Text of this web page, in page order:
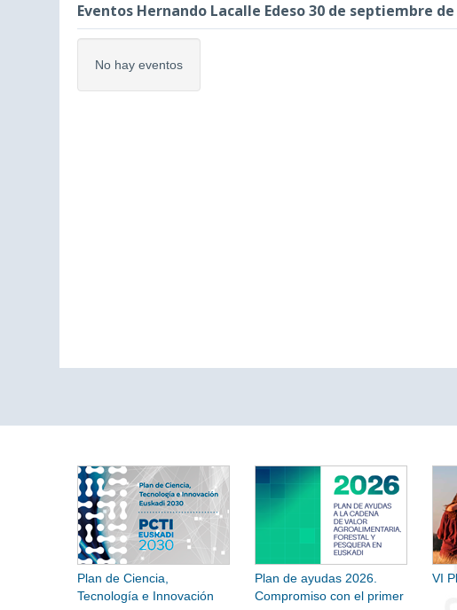
Eventos Hernando Lacalle Edeso 30 de septiembre de
No hay eventos
Plan de Ciencia,
Tecnología e Innovación
Plan de ayudas 2026.
Compromiso con el primer
VI